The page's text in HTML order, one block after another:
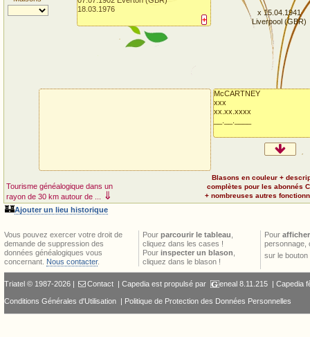
Tourisme généalogique dans un
rayon de 30 km autour de ...
⇓
McCARTNEY
xxx
xx.xx.xxxx
__.__.____
+
18.03.1976
x 15.04.1941
Liverpool (GBR)
🏰Ajouter un lieu historique
Blasons en couleur +
complètes pour les abonnés
+ nombreuses autres
Vous pouvez exercer votre droit de
demande de suppression des
données généalogiques vous
concernant. Nous contacter.
Pour parcourir le tableau
cliquez dans les cases !
Pour inspecter un blason
cliquez dans le blason !
Pour
personnage,
sur le bouton
Triatel © 1987-2026 | Contact | Capedia est propulsé par eneal8.11.215 | Capedia
Conditions Générales d'Utilisation | Politique de Protection des Données Personnelles